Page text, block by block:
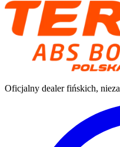
Oficjalny dealer fińskich,